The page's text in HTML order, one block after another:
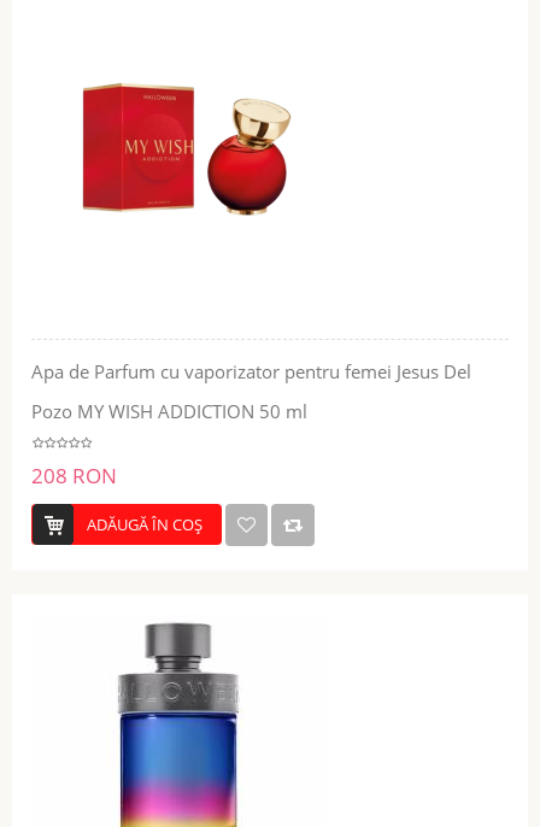
Apa de Parfum cu vaporizator pentru femei Jesus Del
Pozo MY WISH ADDICTION 50 ml
208 RON
ADĂUGĂ ÎN COŞ